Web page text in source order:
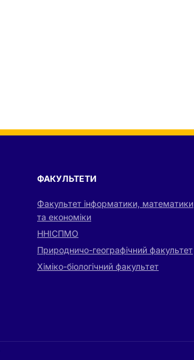
ФАКУЛЬТЕТИ
Факультет інформатики, математики
та економіки
ННІСПМО
Природничо-географічний факультет
Хіміко-біологічний факультет